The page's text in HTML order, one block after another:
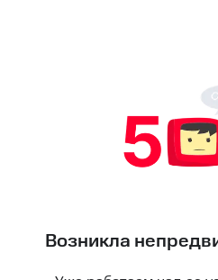
Возникла